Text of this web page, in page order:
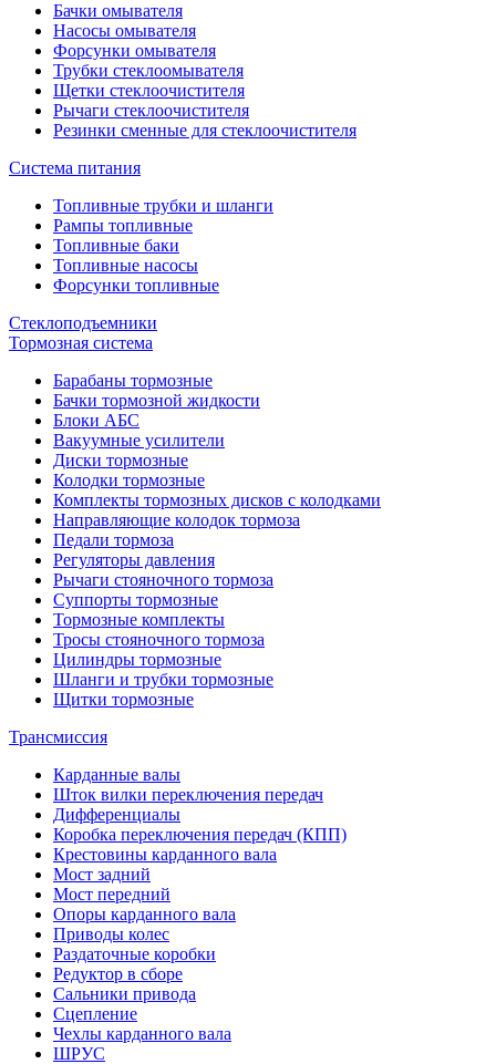
Бачки омывателя
Насосы омывателя
Форсунки омывателя
Трубки стеклоомывателя
Щетки стеклоочистителя
Рычаги стеклоочистителя
Резинки сменные для стеклоочистителя
Система питания
Топливные трубки и шланги
Рампы топливные
Топливные баки
Топливные насосы
Форсунки топливные
Стеклоподъемники
Тормозная система
Барабаны тормозные
Бачки тормозной жидкости
Блоки АБС
Вакуумные усилители
Диски тормозные
Колодки тормозные
Комплекты тормозных дисков с колодками
Направляющие колодок тормоза
Педали тормоза
Регуляторы давления
Рычаги стояночного тормоза
Суппорты тормозные
Тормозные комплекты
Тросы стояночного тормоза
Цилиндры тормозные
Шланги и трубки тормозные
Щитки тормозные
Трансмиссия
Карданные валы
Шток вилки переключения передач
Дифференциалы
Коробка переключения передач (КПП)
Крестовины карданного вала
Мост задний
Мост передний
Опоры карданного вала
Приводы колес
Раздаточные коробки
Редуктор в сборе
Сальники привода
Сцепление
Чехлы карданного вала
ШРУС